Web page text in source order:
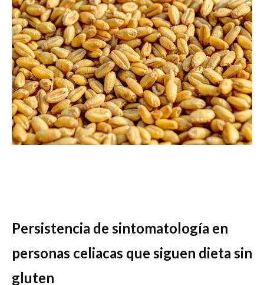
Persistencia de sintomatología en
personas celiacas que siguen dieta sin
gluten